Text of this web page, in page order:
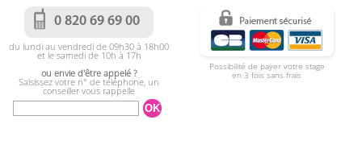
0 820 69 69 00
du lundi au vendredi de 09h30 à 18h00
et le samedi de 10h à 17h
ou envie d'être appelé ?
Saisissez votre n° de téléphone, un
conseiller vous rappelle
Possibilité de payer votre stage
en 3 fois sans frais